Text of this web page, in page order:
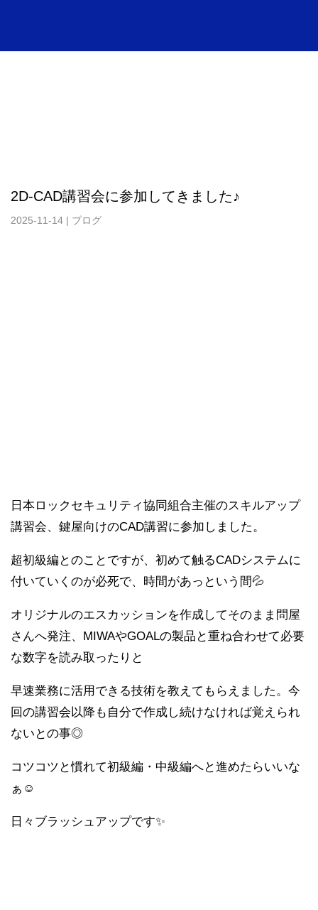
2D-CAD講習会に参加してきました♪
2025-11-14 | ブログ
日本ロックセキュリティ協同組合主催のスキルアップ
講習会、鍵屋向けのCAD講習に参加しました。
超初級編とのことですが、初めて触るCADシステムに
付いていくのが必死で、時間があっという間💦
オリジナルのエスカッションを作成してそのまま問屋
さんへ発注、MIWAやGOALの製品と重ね合わせて必要
な数字を読み取ったりと
早速業務に活用できる技術を教えてもらえました。今
回の講習会以降も自分で作成し続けなければ覚えられ
ないとの事◎
コツコツと慣れて初級編・中級編へと進めたらいいな
ぁ☺
日々ブラッシュアップです✨